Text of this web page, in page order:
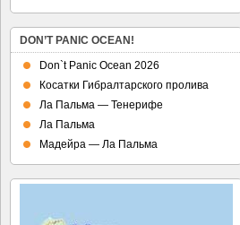
DON’T PANIC OCEAN!
Don`t Panic Ocean 2026
Косатки Гибралтарского пролива
Ла Пальма — Тенерифе
Ла Пальма
Мадейра — Ла Пальма